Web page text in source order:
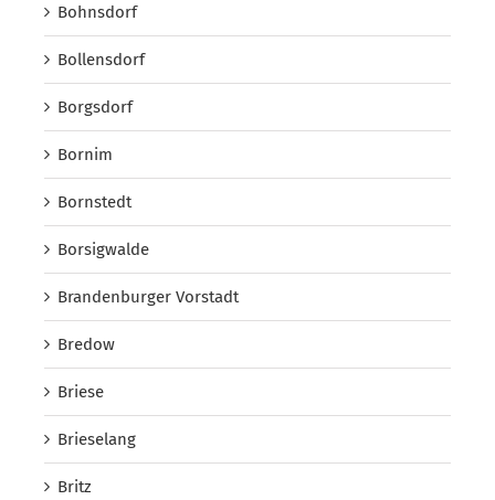
Bohnsdorf
Bollensdorf
Borgsdorf
Bornim
Bornstedt
Borsigwalde
Brandenburger Vorstadt
Bredow
Briese
Brieselang
Britz